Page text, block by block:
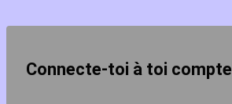
Connecte-toi à toi compte